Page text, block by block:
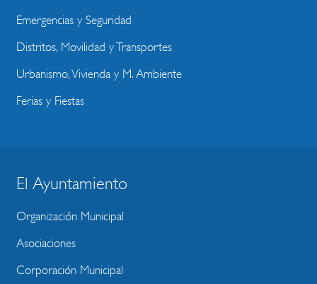
Emergencias y Seguridad
Distritos, Movilidad y Transportes
Urbanismo, Vivienda y M. Ambiente
Ferias y Fiestas
BLOQUE
MENU
WEBSITE
El Ayuntamiento
Organización Municipal
Asociaciones
Corporación Municipal